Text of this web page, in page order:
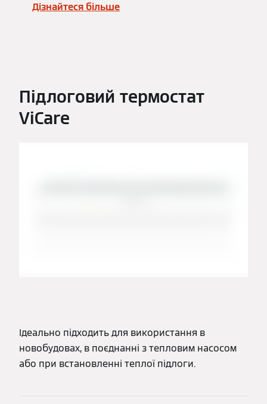
Дізнайтеся більше
Підлоговий термостат
ViCare
Ідеально підходить для використання в
новобудовах, в поєднанні з тепловим насосом
або при встановленні теплої підлоги.